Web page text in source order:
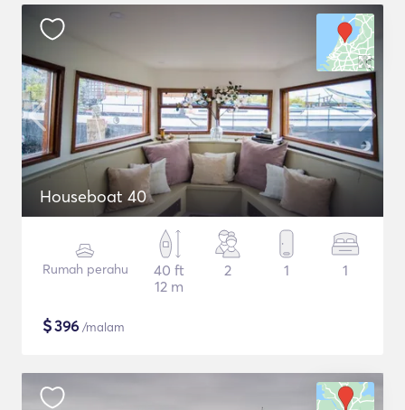
Houseboat 40
Rumah perahu
40 ft
12 m
2 1 1
$396 /malam